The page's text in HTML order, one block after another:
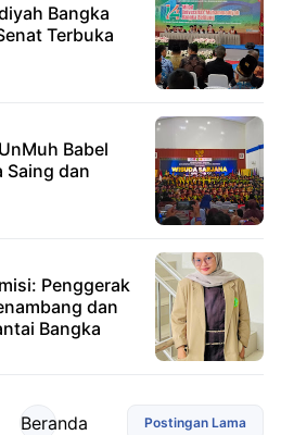
Bangka
Terbuka
Babel
Saing dan
Penggerak
dan
Bangka
Postingan Lama
Beranda